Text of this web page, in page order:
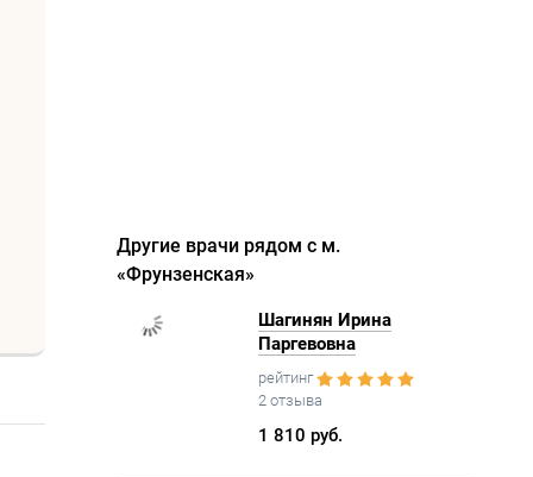
Другие врачи рядом с м.
«Фрунзенская»
Шагинян Ирина
Паргевовна
рейтинг
2 отзыва
1 810 руб.